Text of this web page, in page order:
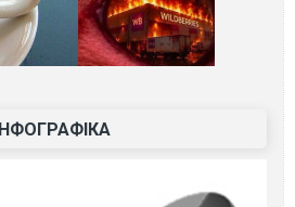
ІНФОГРАФІКА